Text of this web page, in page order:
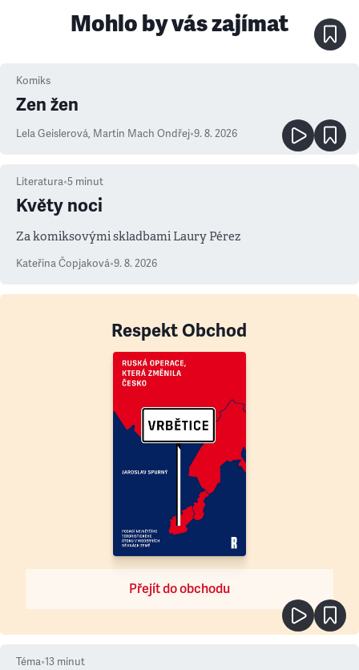
Mohlo by vás zajímat
Komiks
Zen žen
Lela Geislerová, Martin Mach Ondřej•9. 8. 2026
Literatura•5 minut
Květy noci
Za komiksovými skladbami Laury Pérez
Kateřina Čopjaková•9. 8. 2026
Respekt Obchod
Přejít do obchodu
Téma•13 minut